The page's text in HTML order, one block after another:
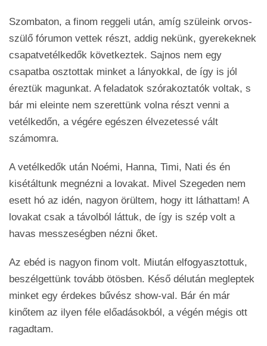
Szombaton, a finom reggeli után, amíg szüleink orvos-
szülő fórumon vettek részt, addig nekünk, gyerekeknek
csapatvetélkedők következtek. Sajnos nem egy
csapatba osztottak minket a lányokkal, de így is jól
éreztük magunkat. A feladatok szórakoztatók voltak, s
bár mi eleinte nem szerettünk volna részt venni a
vetélkedőn, a végére egészen élvezetessé vált
számomra.
A vetélkedők után Noémi, Hanna, Timi, Nati és én
kisétáltunk megnézni a lovakat. Mivel Szegeden nem
esett hó az idén, nagyon örültem, hogy itt láthattam! A
lovakat csak a távolból láttuk, de így is szép volt a
havas messzeségben nézni őket.
Az ebéd is nagyon finom volt. Miután elfogyasztottuk,
beszélgettünk tovább ötösben. Késő délután megleptek
minket egy érdekes bűvész show-val. Bár én már
kinőtem az ilyen féle előadásokból, a végén mégis ott
ragadtam.